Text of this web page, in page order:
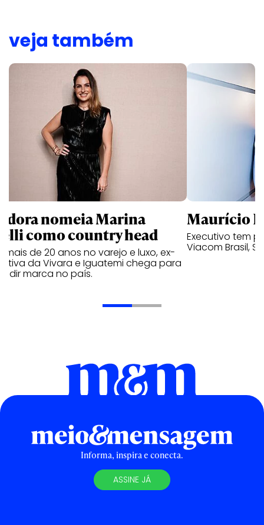
veja também
nomeia Marina
como country head
mais de 20 anos no varejo e luxo, ex-
da Vivara e Iguatemi chega para
marca no país.
Maurício
Executivo tem
Viacom Brasil,
Informa, inspira e conecta.
ASSINE JÁ